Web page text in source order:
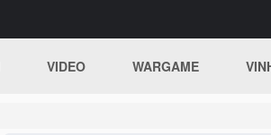
VIDEO WARGAME